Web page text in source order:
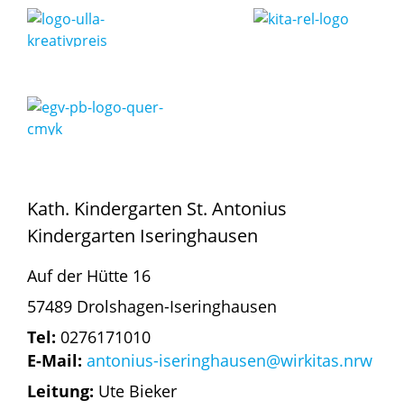
Kath. Kindergarten St. Antonius
Kindergarten Iseringhausen
Auf der Hütte 16
57489 Drolshagen-Iseringhausen
Tel: 0276171010
E-Mail: antonius-iseringhausen@wirkitas.nrw
Leitung: Ute Bieker